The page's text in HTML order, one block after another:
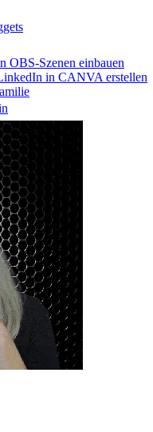
OBS-Szenen einbauen
in CANVA erstellen